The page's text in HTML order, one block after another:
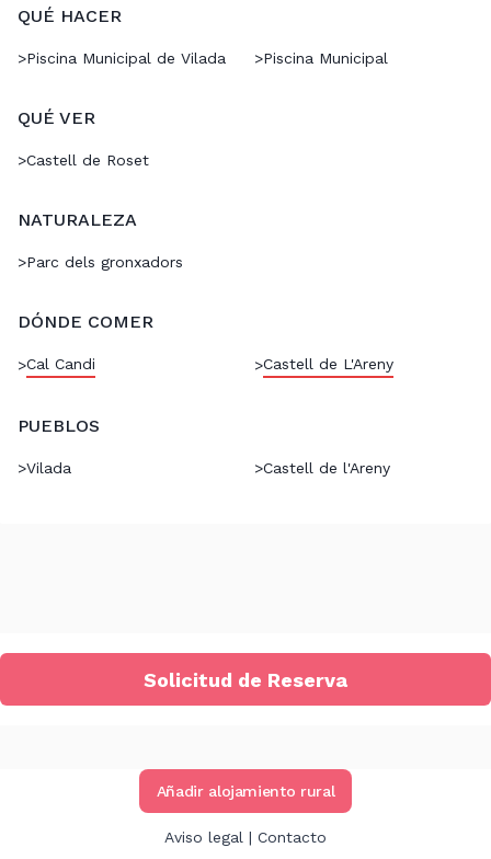
QUÉ HACER
>Piscina Municipal de Vilada >Piscina Municipal
QUÉ VER
>Castell de Roset
NATURALEZA
>Parc dels gronxadors
DÓNDE COMER
>Cal Candi >Castell de L'Areny
PUEBLOS
>Vilada >Castell de l'Areny
Solicitud de Reserva
Añadir alojamiento rural
Aviso legal | Contacto